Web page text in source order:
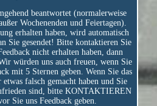
beantwortet (normalerweise
Wochenenden und Feiertagen).
erhalten haben, wird automatisch
Sie gesendet! Bitte kontaktieren Sie
nicht erhalten haben, dann
würden uns auch freuen, wenn Sie
mit 5 Sternen geben. Wenn Sie das
falsch gemacht haben und Sie
sind, bitte KONTAKTIEREN
Sie uns Feedback geben.